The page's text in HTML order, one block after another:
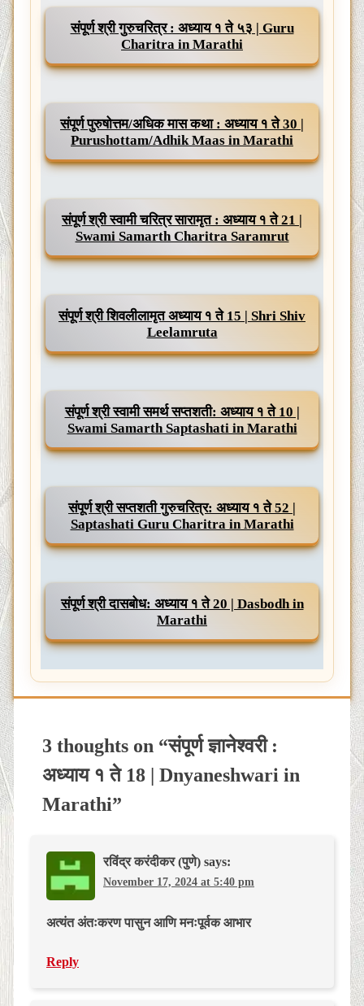
संपूर्ण श्री गुरुचरित्र : अध्याय १ ते ५३ | Guru
Charitra in Marathi
संपूर्ण पुरुषोत्तम/अधिक मास कथा : अध्याय १ ते 30 |
Purushottam/Adhik Maas in Marathi
संपूर्ण श्री स्वामी चरित्र सारामृत : अध्याय १ ते 21 |
Swami Samarth Charitra Saramrut
संपूर्ण श्री शिवलीलामृत अध्याय १ ते 15 | Shri Shiv
Leelamruta
संपूर्ण श्री स्वामी समर्थ सप्तशती: अध्याय १ ते 10 |
Swami Samarth Saptashati in Marathi
संपूर्ण श्री सप्तशती गुरुचरित्र: अध्याय १ ते 52 |
Saptashati Guru Charitra in Marathi
संपूर्ण श्री दासबोध: अध्याय १ ते 20 | Dasbodh in
Marathi
3 thoughts on “संपूर्ण ज्ञानेश्वरी :
अध्याय १ ते 18 | Dnyaneshwari in
Marathi”
रविंद्र करंदीकर (पुणे) says:
November 17, 2024 at 5:40 pm
अत्यंत अंतःकरण पासुन आणि मनःपूर्वक आभार
Reply